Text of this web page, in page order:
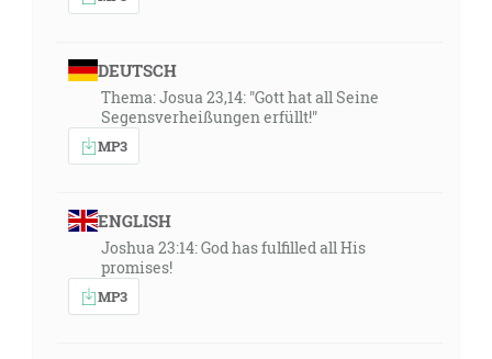
DEUTSCH
Thema: Josua 23,14: "Gott hat all Seine
Segensverheißungen erfüllt!"
MP3
ENGLISH
Joshua 23:14: God has fulfilled all His
promises!
MP3